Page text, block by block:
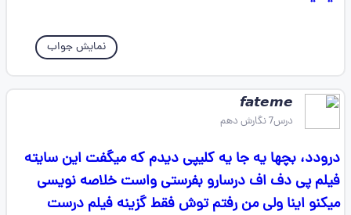
نمایش جواب
𝙛𝙖𝙩𝙚𝙢𝙚 ‌
درس7 نگارش دهم
درودد، بچها یه جا یه کلیپی دیدم که میگفت این سایته
فیلم پی دف اف درسارو بفرستی واست خلاصه نویسی
میکنو اینا ولی من رفتم توش فقط گزینه فیلم درست